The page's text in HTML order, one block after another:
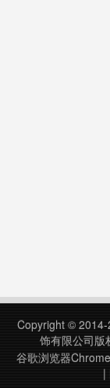
Copyright ©
饰有限公司版
谷歌浏览器
|